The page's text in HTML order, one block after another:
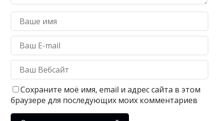
Сохраните моё имя, email и адрес сайта в этом
браузере для последующих моих комментариев